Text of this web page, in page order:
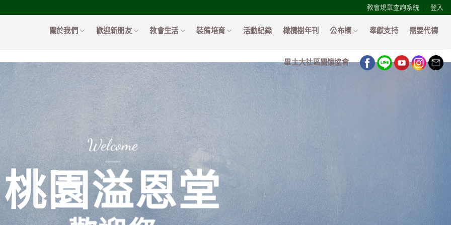
教會規章查詢系統 登入
關於我們 歡迎新朋友 教會生活 裝備培育 活動紀錄 橄欖樹年刊 公布欄 奉獻支持 需要代禱
畢士大社區關懷協會
Welcome
桃園溢恩堂